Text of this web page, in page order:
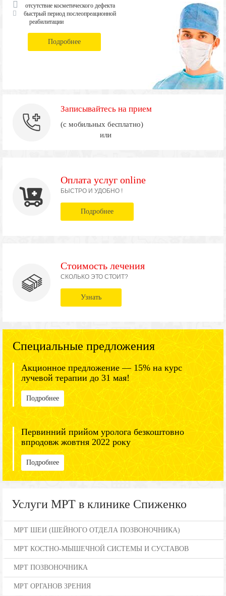
отсутствие косметического дефекта
быстрый период послеопреационной
реабилитации
Подробнее
Записывайтесь на прием
(с мобильных бесплатно)
или
Оплата услуг online
БЫСТРО И УДОБНО !
Подробнее
Стоимость лечения
СКОЛЬКО ЭТО СТОИТ?
Узнать
Специальные предложения
Акционное предложение — 15% на курс
лучевой терапии до 31 мая!
Подробнее
Первинний прийом уролога безкоштовно
впродовж жовтня 2022 року
Подробнее
Услуги МРТ в клинике Спиженко
МРТ ШЕИ (ШЕЙНОГО ОТДЕЛА ПОЗВОНОЧНИКА)
МРТ КОСТНО-МЫШЕЧНОЙ СИСТЕМЫ И СУСТАВОВ
МРТ ПОЗВОНОЧНИКА
МРТ ОРГАНОВ ЗРЕНИЯ